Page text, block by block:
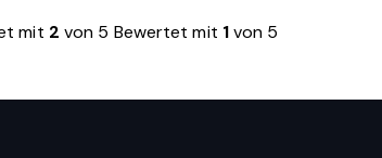
mit 2 von 5 Bewertet mit 1von 5